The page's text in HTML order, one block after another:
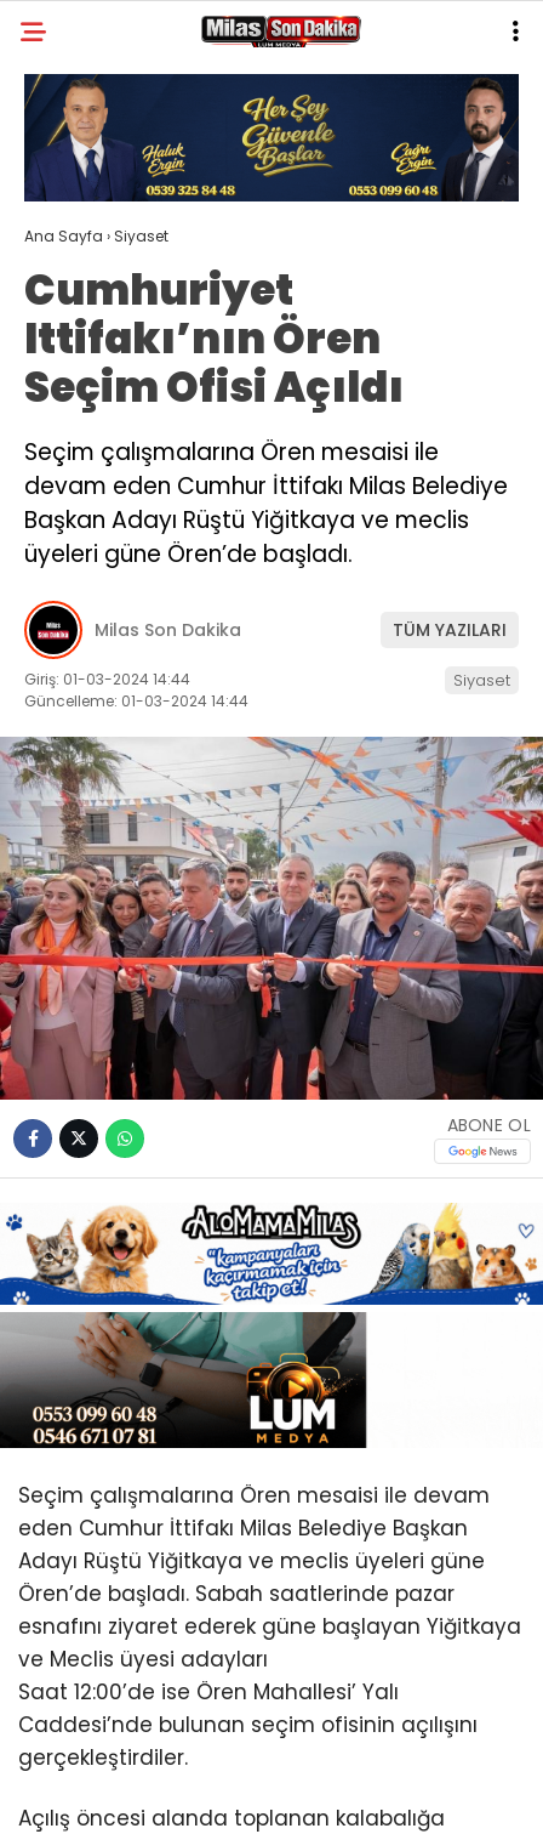
WhatsApp
İhbar Hattı
Facebook
Instagram
Youtube
31.2
GALERİ YAZARLAR
MILAS
MUĞLA’DAN
ASAYIŞ
GÜNDEM
EKONOMI
SPOR
VEFAT
GENEL
KÜNYE
Ana Sayfa › Siyaset
Cumhuriyet
Ittifakı’nın Ören
Seçim Ofisi Açıldı
Seçim çalışmalarına Ören mesaisi ile
devam eden Cumhur İttifakı Milas Belediye
Başkan Adayı Rüştü Yiğitkaya ve meclis
üyeleri güne Ören’de başladı.
Milas Son Dakika TÜM YAZILARI
Giriş: 01-03-2024 14:44
Güncelleme: 01-03-2024 14:44
Siyaset
ABONE OL
Seçim çalışmalarına Ören mesaisi ile devam
eden Cumhur İttifakı Milas Belediye Başkan
Adayı Rüştü Yiğitkaya ve meclis üyeleri güne
Ören’de başladı. Sabah saatlerinde pazar
esnafını ziyaret ederek güne başlayan Yiğitkaya
ve Meclis üyesi adayları
Saat 12:00’de ise Ören Mahallesi’ Yalı
Caddesi’nde bulunan seçim ofisinin açılışını
gerçekleştirdiler.
Açılış öncesi alanda toplanan kalabalığa